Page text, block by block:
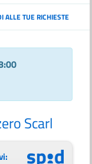
ALLE TUE RICHIESTE
Scarl